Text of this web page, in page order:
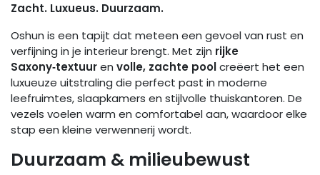
Zacht. Luxueus. Duurzaam.
Oshun is een tapijt dat meteen een gevoel van rust en
verfijning in je interieur brengt. Met zijn rijke
Saxony‑textuuren volle, zachte poolcreëert het een
luxueuze uitstraling die perfect past in moderne
leefruimtes, slaapkamers en stijlvolle thuiskantoren. De
vezels voelen warm en comfortabel aan, waardoor elke
stap een kleine verwennerij wordt.
Duurzaam & milieubewust